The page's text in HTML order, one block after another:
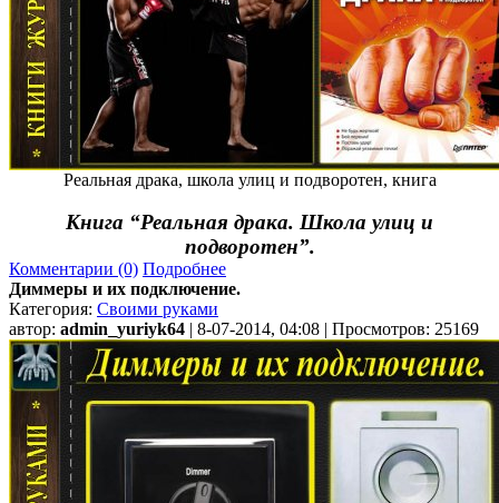
Реальная драка, школа улиц и подворотен, книга
Книга “Реальная драка. Школа улиц и
подворотен”.
Комментарии (0) Подробнее
Диммеры и их подключение.
Категория: Своими руками
автор: admin_yuriyk64 | 8-07-2014, 04:08 | Просмотров: 25169